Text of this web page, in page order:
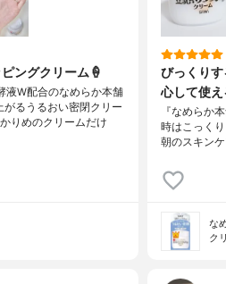
ングクリーム🍦
液W配合のなめらか本舗
るうるおい密閉クリー
りめのクリームだけ
びっくり
心して使え
『なめらか
時はこっく
朝のスキン
な
ク